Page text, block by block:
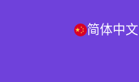
简体中文